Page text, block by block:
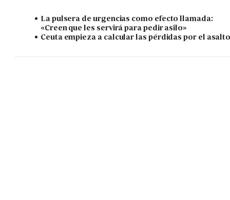
La pulsera de urgencias como efecto llamada:
«Creen que les servirá para pedir asilo»
Ceuta empieza a calcular las pérdidas por el